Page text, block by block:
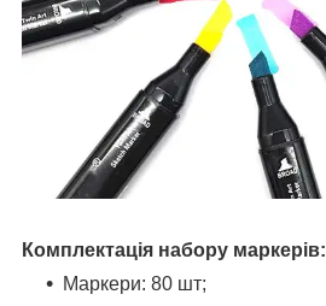
Комплектація набору маркерів:
Маркери: 80 шт;